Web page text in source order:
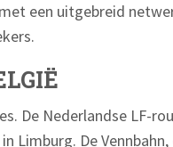
een uitgebreid
De Nederlandse LF-
Limburg. De